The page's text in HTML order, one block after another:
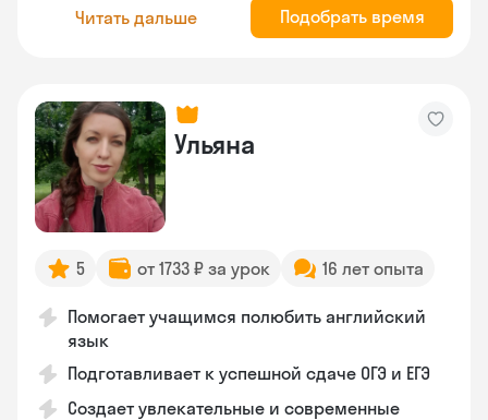
Читать дальше Подобрать время
Ульяна
5 от 1733 ₽ за урок 16 лет опыта
Помогает учащимся полюбить английский
язык
Подготавливает к успешной сдаче ОГЭ и ЕГЭ
Создает увлекательные и современные